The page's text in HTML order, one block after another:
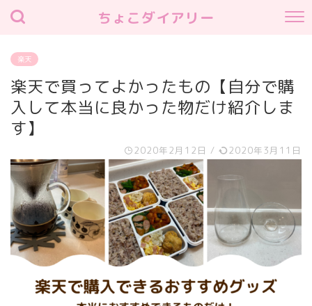
ちょこダイアリー
楽天
楽天で買ってよかったもの【自分で購
入して本当に良かった物だけ紹介しま
す】
2020年2月12日 / 2020年3月11日